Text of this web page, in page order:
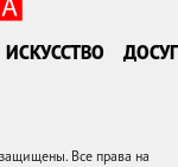
ИСКУССТВО ДОСУГ
Все права на